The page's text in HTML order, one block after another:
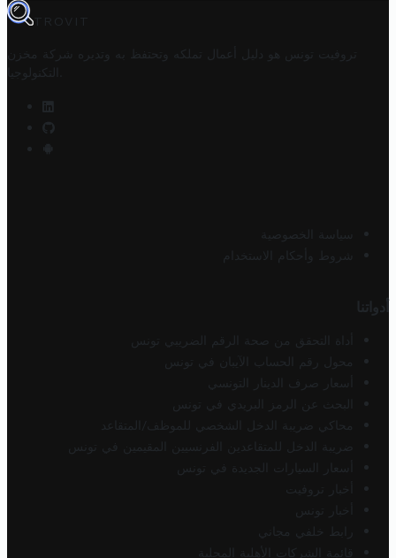
TROVIT
تروفيت تونس هو دليل أعمال تملكه وتحتفظ به وتديره
شركة مخزن
التكنولوجيا
سياسة الخصوصية
شروط وأحكام الاستخدام
أدواتنا
أداة التحقق من صحة الرقم الضريبي تونس
محول رقم الحساب الآيبان في تونس
أسعار صرف الدينار التونسي
البحث عن الرمز البريدي في تونس
محاكي ضريبة الدخل الشخصي للموظف/المتقاعد
ضريبة الدخل للمتقاعدين الفرنسيين المقيمين في تونس
أسعار السيارات الجديدة في تونس
أخبار تروفيت
أخبار تونس
رابط خلفي مجاني
قائمة الشركات الأهلية المحلية